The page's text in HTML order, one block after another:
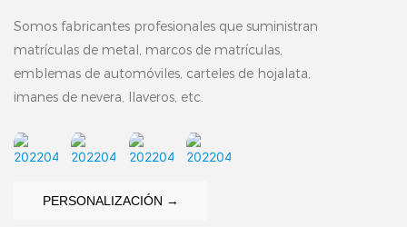
Somos fabricantes profesionales que suministran
matrículas de metal, marcos de matrículas,
emblemas de automóviles, carteles de hojalata,
imanes de nevera, llaveros, etc.
PERSONALIZACIÓN →